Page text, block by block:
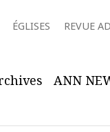
ÉGLISES REVUE
ANN